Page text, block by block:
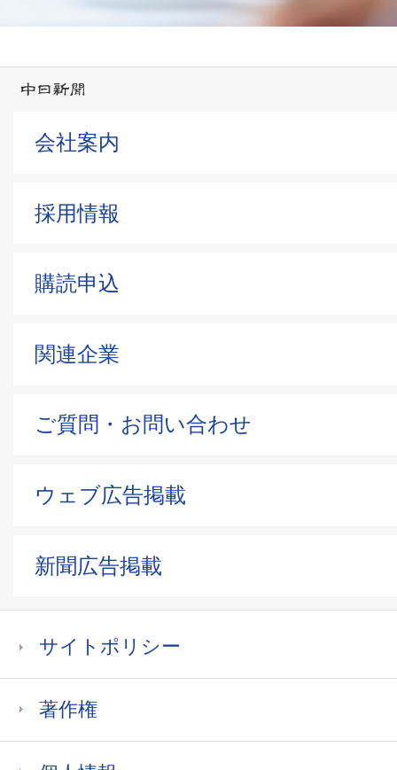
会社案内
採用情報
購読申込
関連企業
ご質問・お問い合わせ
ウェブ広告掲載
新聞広告掲載
サイトポリシー
著作権